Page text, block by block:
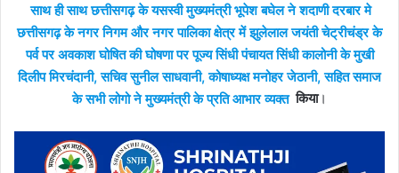
साथ ही साथ छत्तीसगढ़ के यसस्वी मुख्यमंत्री भूपेश बघेल ने शदाणी दरबार मे
छत्तीसगढ़ के नगर निगम और नगर पालिका क्षेत्र में झुलेलाल जयंती चेट्रीचंड्र के
पर्व पर अवकाश घोषित की घोषणा पर पूज्य सिंधी पंचायत सिंधी कालोनी के मुखी
दिलीप मिरचंदानी, सचिव सुनील साधवानी, कोषाध्यक्ष मनोहर जेठानी, सहित समाज
के सभी लोगो ने मुख्यमंत्री के प्रति आभार व्यक्त किया।